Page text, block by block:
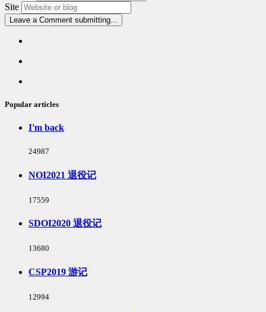
Site
Leave a Comment submitting...
Popular articles
I'm back
浏
次
数:
24987
NOI2021 退役记
浏
次
17559
SDOI2020 退役记
浏
次
数:
13680
CSP2019 游记
浏
12994